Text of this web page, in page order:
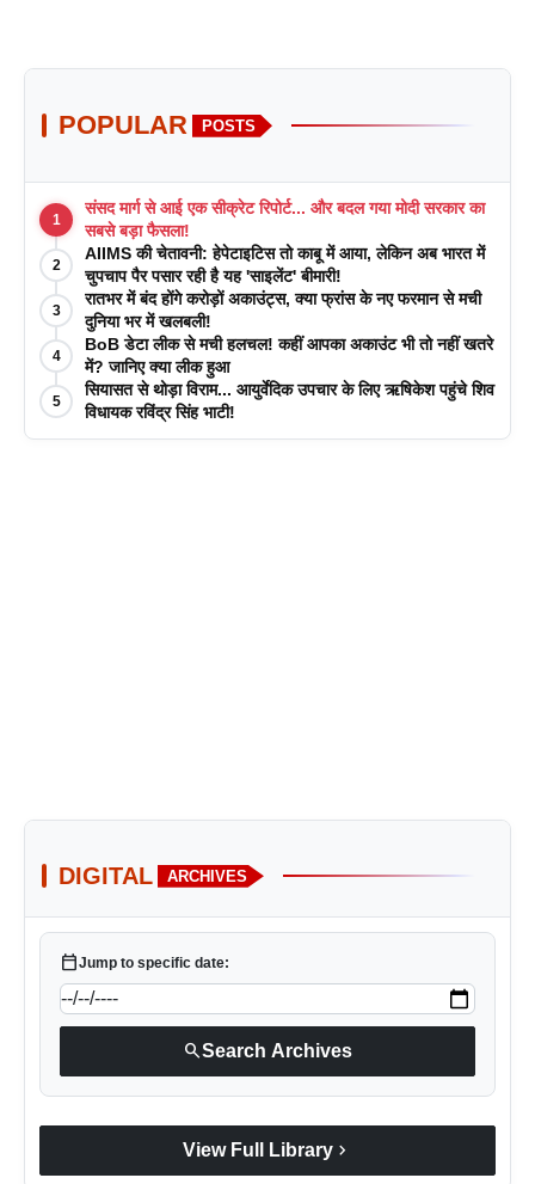
POPULAR POSTS
1
संसद मार्ग से आई एक सीक्रेट रिपोर्ट... और बदल गया मोदी सरकार का
सबसे बड़ा फैसला!
2
AIIMS की चेतावनी: हेपेटाइटिस तो काबू में आया, लेकिन अब भारत में
चुपचाप पैर पसार रही है यह 'साइलेंट' बीमारी!
3
रातभर में बंद होंगे करोड़ों अकाउंट्स, क्या फ्रांस के नए फरमान से मची
दुनिया भर में खलबली!
4
BoB डेटा लीक से मची हलचल! कहीं आपका अकाउंट भी तो नहीं खतरे
में? जानिए क्या लीक हुआ
5
सियासत से थोड़ा विराम... आयुर्वेदिक उपचार के लिए ऋषिकेश पहुंचे शिव
विधायक रविंद्र सिंह भाटी!
DIGITAL ARCHIVES
calendar_todayJump to specific date:
searchSearch Archives
View Full Library chevron_right